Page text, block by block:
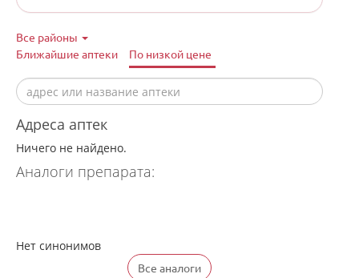
Все районы
Ближайшие аптеки
По низкой цене
Адреса аптек
Ничего не найдено.
Аналоги препарата:
Нет синонимов
Все аналоги